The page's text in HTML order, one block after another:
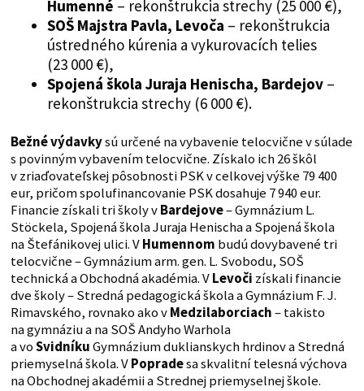
Humenné – rekonštrukcia strechy (25 000 €),
SOŠ Majstra Pavla, Levoča – rekonštrukcia
ústredného kúrenia a vykurovacích telies
(23 000 €),
Spojená škola Juraja Henischa, Bardejov–
rekonštrukcia strechy (6 000 €).
Bežné výdavkysú určené na vybavenie telocvične v súlade
s povinným vybavením telocvične. Získalo ich 26 škôl
v zriaďovateľskej pôsobnosti PSK v celkovej výške 79 400
eur, pričom spolufinancovanie PSK dosahuje 7 940 eur.
Financie získali tri školy vBardejove– Gymnázium L.
Stöckela, Spojená škola Juraja Henischa a Spojená škola
na Štefánikovej ulici. VHumennom budú dovybavené tri
telocvične – Gymnázium arm. gen. L. Svobodu, SOŠ
technická a Obchodná akadémia. VLevoči získali financie
dve školy – Stredná pedagogická škola a Gymnázium F. J.
Rimavského, rovnako ako vMedzilaborciach– takisto
na gymnáziu a na SOŠ Andyho Warhola
a voSvidníkuGymnázium duklianskych hrdinov a Stredná
priemyselná škola. VPopradesa skvalitní telesná výchova
na Obchodnej akadémii a Strednej priemyselnej škole.